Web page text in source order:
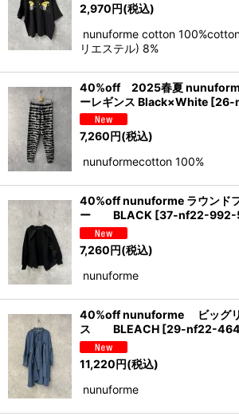
2,970円(税込)
nunuforme cotton
リエステル) 8%
40%off 2025春夏
ーレギンス Black×White [26-
7,260円(税込)
nunuformecotton 100%
40%off nunuforme ラウンド
ー BLACK [37-nf22-992-
7,260円(税込)
nunuforme
40%off nunuforme ビッグリ
ス BLEACH [29-nf22-
11,220円(税込)
nunuforme